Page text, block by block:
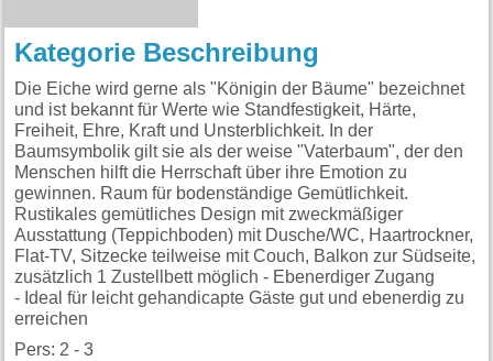
Kategorie Beschreibung
Die Eiche wird gerne als "Königin der Bäume" bezeichnet
und ist bekannt für Werte wie Standfestigkeit, Härte,
Freiheit, Ehre, Kraft und Unsterblichkeit. In der
Baumsymbolik gilt sie als der weise "Vaterbaum", der den
Menschen hilft die Herrschaft über ihre Emotion zu
gewinnen. Raum für bodenständige Gemütlichkeit.
Rustikales gemütliches Design mit zweckmäßiger
Ausstattung (Teppichboden) mit Dusche/WC, Haartrockner,
Flat-TV, Sitzecke teilweise mit Couch, Balkon zur Südseite,
zusätzlich 1 Zustellbett möglich - Ebenerdiger Zugang
- Ideal für leicht gehandicapte Gäste gut und ebenerdig zu
erreichen
Pers: 2 - 3